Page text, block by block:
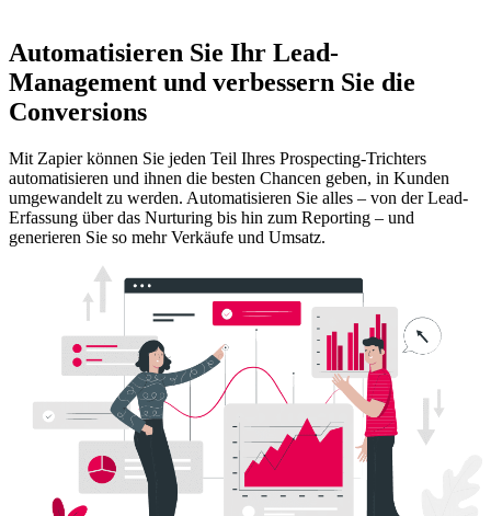
Automatisieren Sie Ihr Lead-
Management und verbessern Sie die
Conversions
Mit Zapier können Sie jeden Teil Ihres Prospecting-Trichters
automatisieren und ihnen die besten Chancen geben, in Kunden
umgewandelt zu werden. Automatisieren Sie alles – von der Lead-
Erfassung über das Nurturing bis hin zum Reporting – und
generieren Sie so mehr Verkäufe und Umsatz.